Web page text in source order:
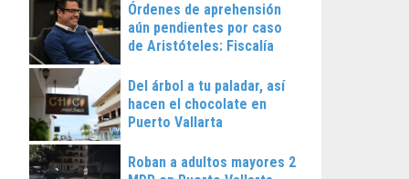
Órdenes de aprehensión
aún pendientes por caso
de Aristóteles: Fiscalía
Del árbol a tu paladar, así
hacen el chocolate en
Puerto Vallarta
Roban a adultos mayores 2